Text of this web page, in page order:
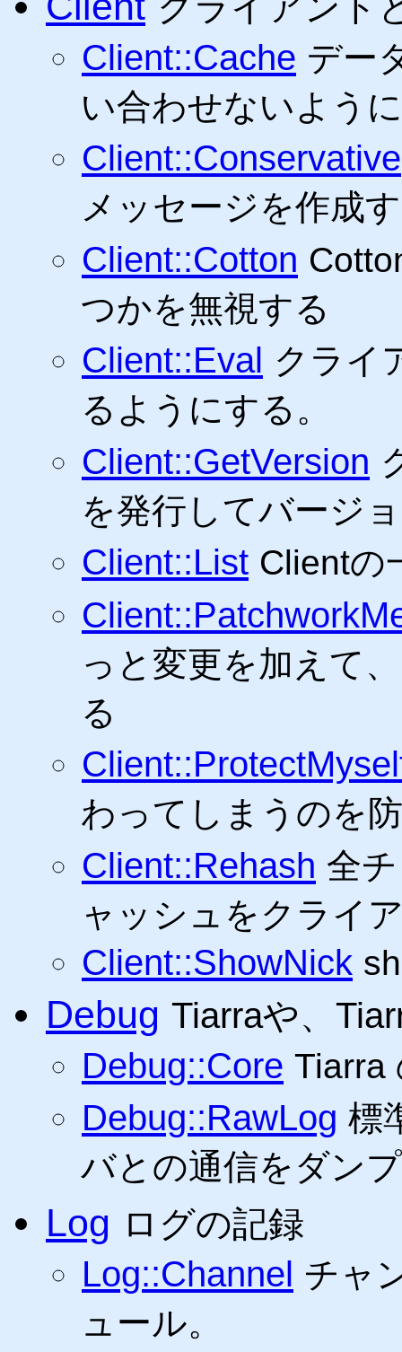
Client::Cache デー
い合わせないよう
Client::Conservative
メッセージを作成
Client::Cotton
つかを無視する
Client::Eval クライ
るようにする。
Client::GetVersion
を発行してバージ
Client::List Clientの
っと変更を加えて
る
わってしまうのを
Client::Rehash 全
ャッシュをクライ
Client::ShowNick
Debug Tiarraや、
Debug::Core Tiarra
Debug::RawLog 標
バとの通信をダン
Log ログの記録
Log::Channel チャ
ュール。